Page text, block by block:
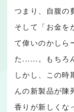
つまり、自腹の
そして「お金を
て偉いのかしら
た......。もちろ
しかし、この時
んの新製品が陳
香りが新しくな